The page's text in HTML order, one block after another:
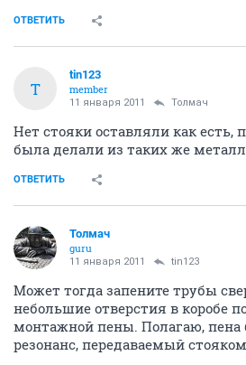
ОТВЕТИТЬ
T
tin123
member
11 января 2011 Толмач
Нет стояки оставляли как есть,
была делали из таких же
ОТВЕТИТЬ
Толмач
guru
11 января 2011 tin123
Может тогда запените трубы
небольшие отверстия в коробе
монтажной пены. Полагаю, пена
резонанс, передаваемый